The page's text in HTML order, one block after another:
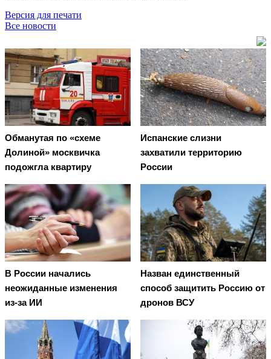
Версия для печати
Все новости
Обманутая по «схеме
Долиной» москвичка
подожгла квартиру
Испанские слизни
захватили территорию
России
В России начались
неожиданные изменения
из-за ИИ
Назван единственный
способ защитить Россию от
дронов ВСУ